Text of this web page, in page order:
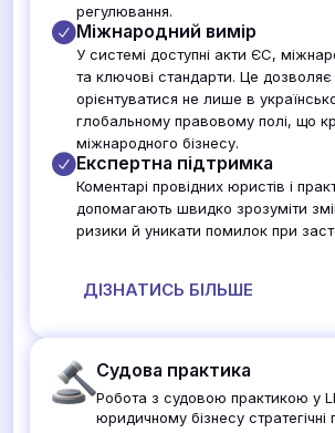
регулювання.
Міжнародний вимір
У системі доступні акти ЄС,
та ключові стандарти. Це
орієнтуватися не лише в
глобальному правовому полі, що
міжнародного бізнесу.
Експертна підтримка
Коментарі провідних юристів і
допомагають швидко зрозуміти
ризики й уникати помилок при
ДІЗНАТИСЬ БІЛЬШЕ
Судова практика
Робота з судовою практикою у
юридичному бізнесу стратегічні